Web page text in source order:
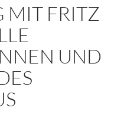
MIT FRITZ
UND